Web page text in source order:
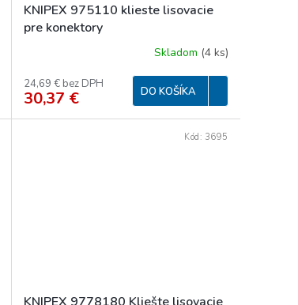
KNIPEX 975110 klieste lisovacie
pre konektory
Skladom (4 ks)
24,69 € bez DPH
30,37 € DO KOŠÍKA
Kód: 3695